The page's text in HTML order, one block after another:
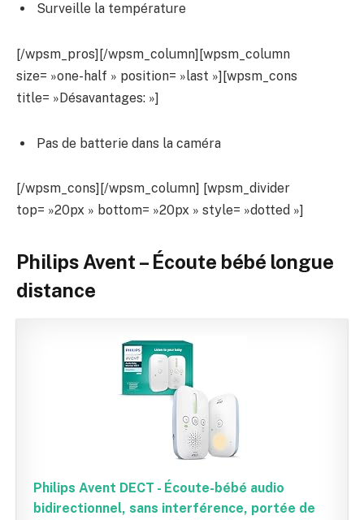
Surveille la température
[/wpsm_pros][/wpsm_column][wpsm_column
size= »one-half » position= »last »][wpsm_cons
title= »Désavantages: »]
Pas de batterie dans la caméra
[/wpsm_cons][/wpsm_column] [wpsm_divider
top= »20px » bottom= »20px » style= »dotted »]
Philips Avent – Écoute bébé longue
distance
Philips Avent DECT - Écoute-bébé audio
bidirectionnel, sans interférence, portée de